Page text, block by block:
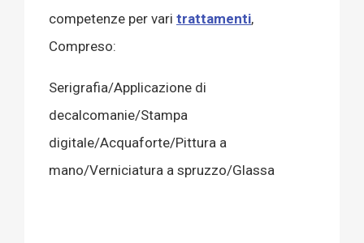
competenze per vari trattamenti,
Compreso:
Serigrafia/Applicazione di
decalcomanie/Stampa
digitale/Acquaforte/Pittura a
mano/Verniciatura a spruzzo/Glassa